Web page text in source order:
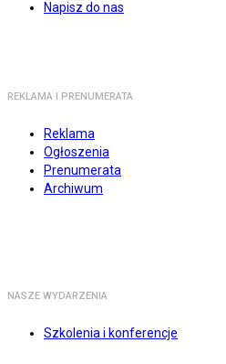
Napisz do nas
REKLAMA I PRENUMERATA
Reklama
Ogłoszenia
Prenumerata
Archiwum
NASZE WYDARZENIA
Szkolenia i konferencje